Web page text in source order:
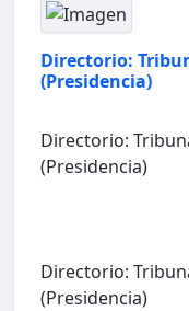
Directorio:
(Presidencia)
Directorio:
(Presidencia)
Directorio:
(Presidencia)